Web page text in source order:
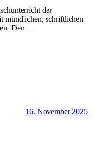
der
mündlichen, schriftlichen
Den …
16. November 2025